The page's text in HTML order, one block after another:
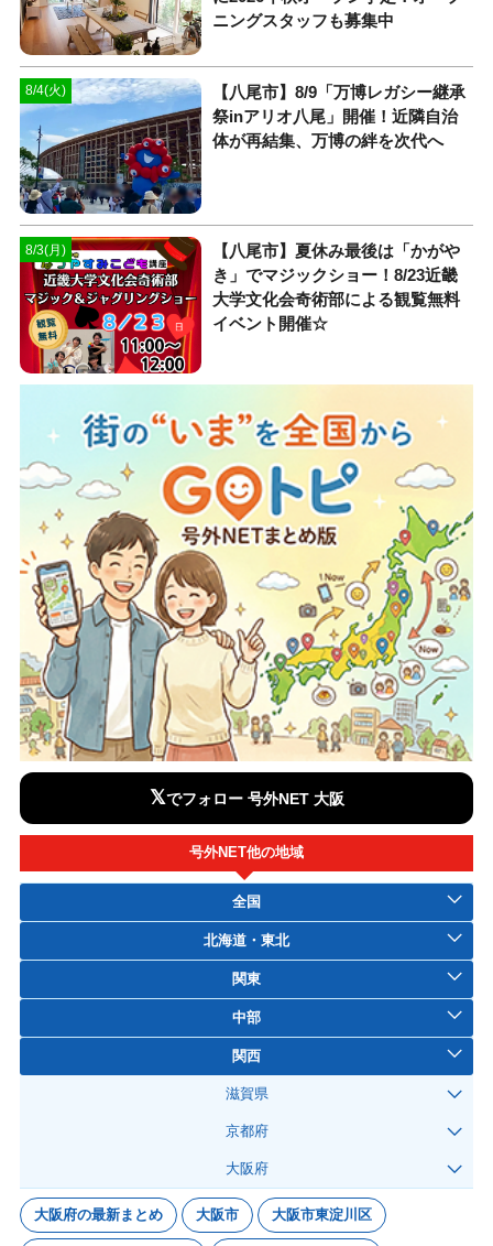
ニングスタッフも募集中
8/4(火)
【八尾市】8/9「万博レガシー継承
祭inアリオ八尾」開催！近隣自治
体が再結集、万博の絆を次代へ
8/3(月)
【八尾市】夏休み最後は「かがや
き」でマジックショー！8/23近畿
大学文化会奇術部による観覧無料
イベント開催☆
𝕏でフォロー 号外NET 大阪
号外NET他の地域
全国
北海道・東北
関東
中部
関西
滋賀県
京都府
大阪府
大阪府の最新まとめ 大阪市 大阪市東淀川区